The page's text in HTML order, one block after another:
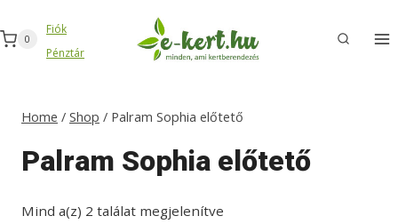
to
content
0
Fiók
Pénztár
Home / Shop / Palram Sophia előtető
Palram Sophia előtető
Mind a(z) 2 találat megjelenítve